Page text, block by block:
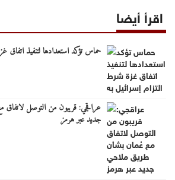
اقرأ أيضا
حماس تؤكد استعدادها لتنفيذ اتفاق
عراقجي: قريبون من التوصل
جديد عبر هرمز